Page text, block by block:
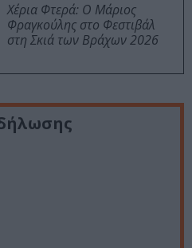
Χέρια Φτερά: Ο Μάριος
Φραγκούλης στο Φεστιβάλ
στη Σκιά των Βράχων 2026